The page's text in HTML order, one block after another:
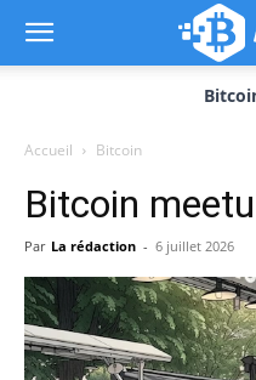
Accueil Bitcoin
Bitcoin
Par La rédaction - 6 juillet 2026